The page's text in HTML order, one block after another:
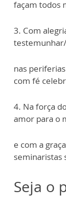
façam todos
3. Com
testemunhar/
nas
com fé
4. Na força
amor para o
e com a
seminaristas
Seja o